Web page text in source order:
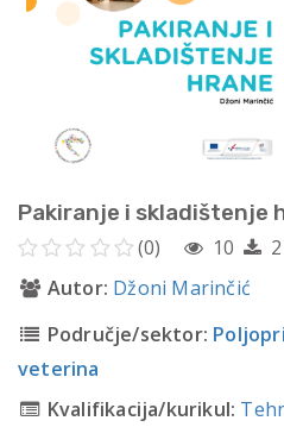
Pakiranje i skladištenje
(0) 10
2
Autor: Džoni Marinčić
Područje/sektor:
veterina
Kvalifikacija/kurikul: